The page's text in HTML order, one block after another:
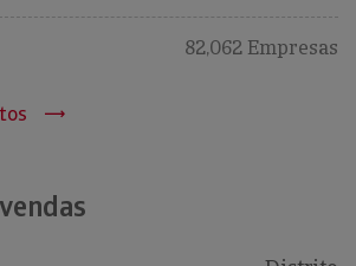
82,062 Empresas